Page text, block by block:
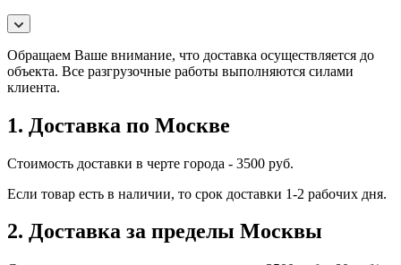
Обращаем Ваше внимание, что доставка осуществляется до
объекта. Все разгрузочные работы выполняются силами
клиента.
1. Доставка по Москве
Стоимость доставки в черте города - 3500 руб.
Если товар есть в наличии, то срок доставки 1-2 рабочих дня.
2. Доставка за пределы Москвы